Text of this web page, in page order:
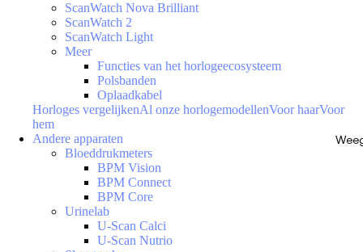
ScanWatch Nova Brilliant
ScanWatch 2
ScanWatch Light
Meer
Functies van het horlogeecosysteem
Polsbanden
Oplaadkabel
Horloges vergelijkenAl onze horlogemodellenVoor haarVoor
hem
Andere apparaten
Bloeddrukmeters
BPM Vision
BPM Connect
BPM Core
Urinelab
U-Scan Calci
U-Scan Nutrio